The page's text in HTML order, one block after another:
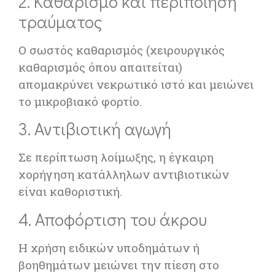
τραύματος
Ο σωστός καθαρισμός (χειρουργικός
καθαρισμός όπου απαιτείται)
απομακρύνει νεκρωτικό ιστό και μειώνει
το μικροβιακό φορτίο.
3. Αντιβιοτική αγωγή
Σε περίπτωση λοίμωξης, η έγκαιρη
χορήγηση κατάλληλων αντιβιοτικών
είναι καθοριστική.
4. Αποφόρτιση του άκρου
Η χρήση ειδικών υποδημάτων ή
βοηθημάτων μειώνει την πίεση στο